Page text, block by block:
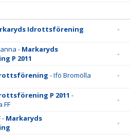
Idrottsförening -
- Markaryds
P 2011
-
- Ifö Bromölla -
P 2011 -
FF
-
- Markaryds
-